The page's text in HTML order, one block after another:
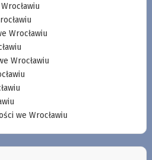
Wrocławiu
Wrocławiu
we Wrocławiu